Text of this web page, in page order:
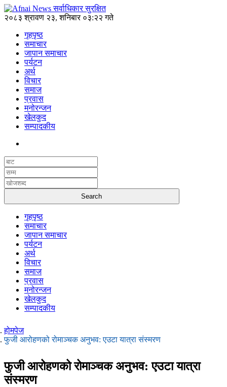
२०८३ श्रावण २३, शनिबार ०३:२२ गते
गृहपृष्ठ
समाचार
जापान समाचार
पर्यटन
अर्थ
विचार
समाज
प्रवास
मनोरन्जन
खेलकुद
सम्पादकीय
गृहपृष्ठ
समाचार
जापान समाचार
पर्यटन
अर्थ
विचार
समाज
प्रवास
मनोरन्जन
खेलकुद
सम्पादकीय
होमपेज
फुजी आरोहणको रोमाञ्चक अनुभव: एउटा यात्रा संस्मरण
फुजी आरोहणको रोमाञ्चक अनुभव: एउटा यात्रा
संस्मरण